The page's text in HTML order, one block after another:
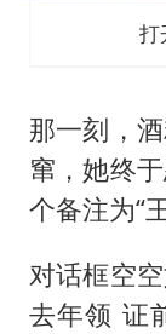
打
那一刻，
窜，她终
个备注为“
对话框空
去年领 证